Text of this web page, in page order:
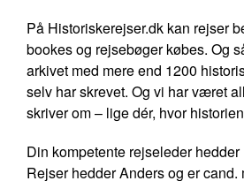
På Historiskerejser.dk kan rejser
bookes og rejsebøger købes. Og
arkivet med mere end 1200
selv har skrevet. Og vi har været
skriver om – lige dér, hvor
Din kompetente rejseleder
Rejser hedder Anders og er cand.